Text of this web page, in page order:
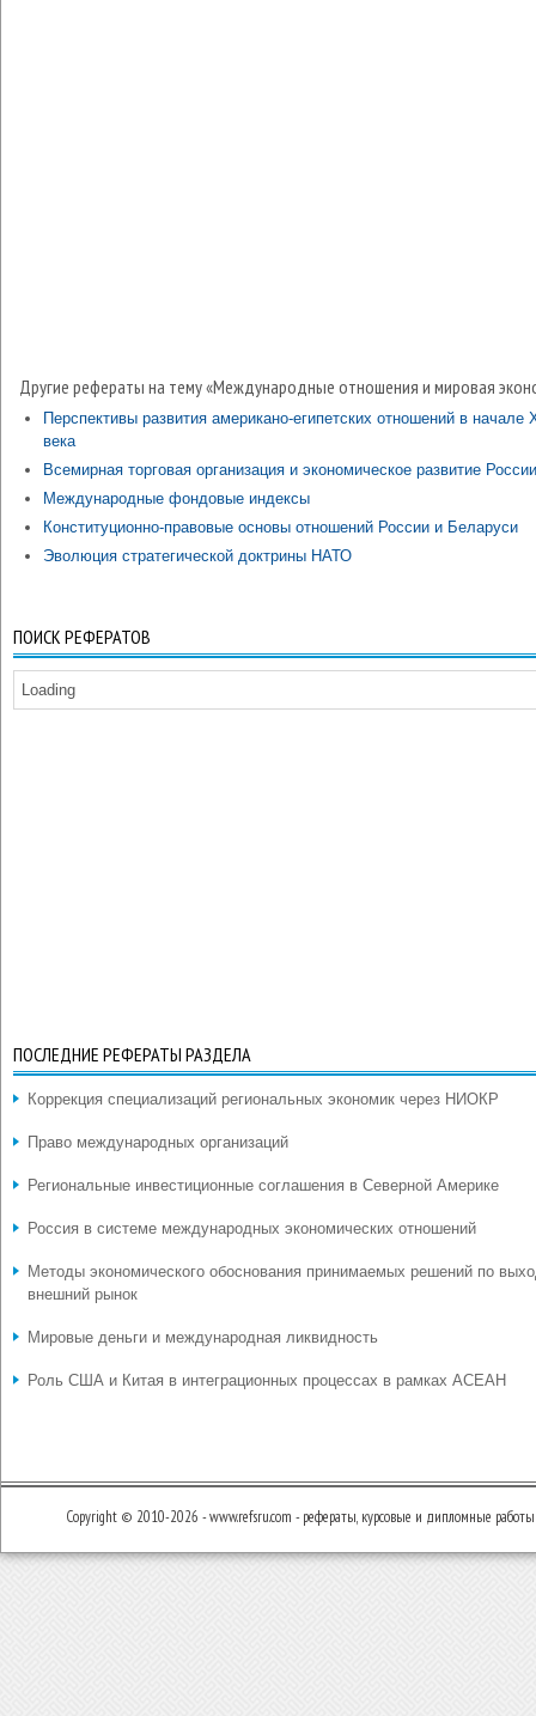
Другие рефераты на тему «Международные отношения и мировая
Перспективы развития американо-египетских отношений в начале
века
Всемирная торговая организация и экономическое развитие России
Международные фондовые индексы
Конституционно-правовые основы отношений России и Беларуси
Эволюция стратегической доктрины НАТО
ПОИСК РЕФЕРАТОВ
Loading
ПОСЛЕДНИЕ РЕФЕРАТЫ РАЗДЕЛА
Коррекция специализаций региональных экономик через НИОКР
Право международных организаций
Региональные инвестиционные соглашения в Северной Америке
Россия в системе международных экономических отношений
Методы экономического обоснования принимаемых решений по
внешний рынок
Мировые деньги и международная ликвидность
Роль США и Китая в интеграционных процессах в рамках АСЕАН
Copyright © 2010-2026 - www.refsru.com - рефераты, курсовые и дипломные работы